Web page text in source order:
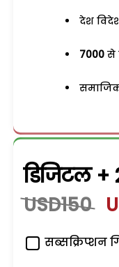
देश
7000 से
डिजिटल +
USD150
सब्सक्रिप्शन